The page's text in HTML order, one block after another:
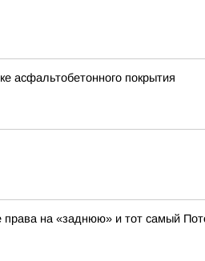
асфальтобетонного покрытия
права на «заднюю» и тот самый